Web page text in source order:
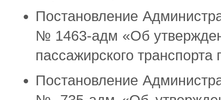
Постановление
№ 1463-адм «Об
пассажирского
Постановление